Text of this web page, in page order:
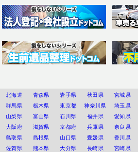
北海道 青森県 岩手県 秋田県 宮城県
群馬県
栃木県 東京都 神奈川県 埼玉県
山梨県
富山県 石川県 福井県 愛知県
大阪府
滋賀県 京都府 兵庫県 奈良県
鳥取県
島根県 山口県 愛媛県 香川県
佐賀県
熊本県 大分県 長崎県 宮崎県